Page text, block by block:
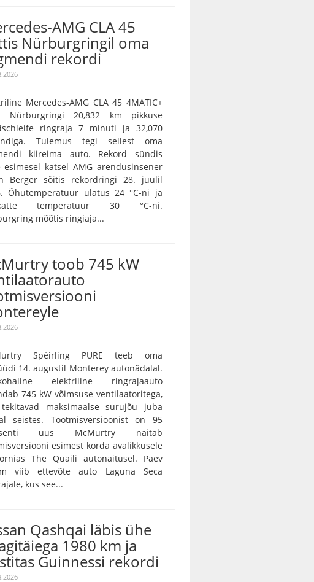
AMG CLA 45
Nürburgringil oma
rekordi
Mercedes-AMG CLA 45 4MATIC+
Nürburgringi 20,832 km pikkuse
ringraja 7 minuti ja 32,070
Tulemus tegi sellest oma
kiireima auto. Rekord sündis
esimesel katsel AMG arendusinsener
Berger sõitis rekordringi 28. juulil
Õhutemperatuur ulatus 24 °C-ni ja
temperatuur 30 °C-ni.
mõõtis ringiaja...
toob 745 kW
Spéirling PURE teeb oma
14. augustil Monterey autonädalal.
elektriline ringrajaauto
745 kW võimsuse ventilaatoritega,
maksimaalse surujõu juba
seistes. Tootmisversioonist on 95
uus McMurtry näitab
esimest korda avalikkusele
The Quaili autonäitusel. Päev
viib ettevõte auto Laguna Seca
kus see...
Qashqai läbis ühe
1980 km ja
Guinnessi rekordi